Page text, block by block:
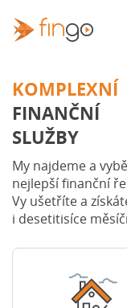
KOMPLEXNÍ
FINANČNÍ
SLUŽBY
My najdeme a
nejlepší finanční
Vy ušetříte a
i desetitisíce
Porovnat nabídky